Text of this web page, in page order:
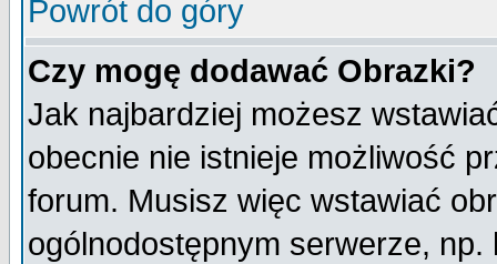
Powrót do góry
Czy mogę dodawać Obrazki?
Jak najbardziej możesz
obecnie nie istnieje możliwość
forum. Musisz więc wstawiać
ogólnodostępnym serwerze,